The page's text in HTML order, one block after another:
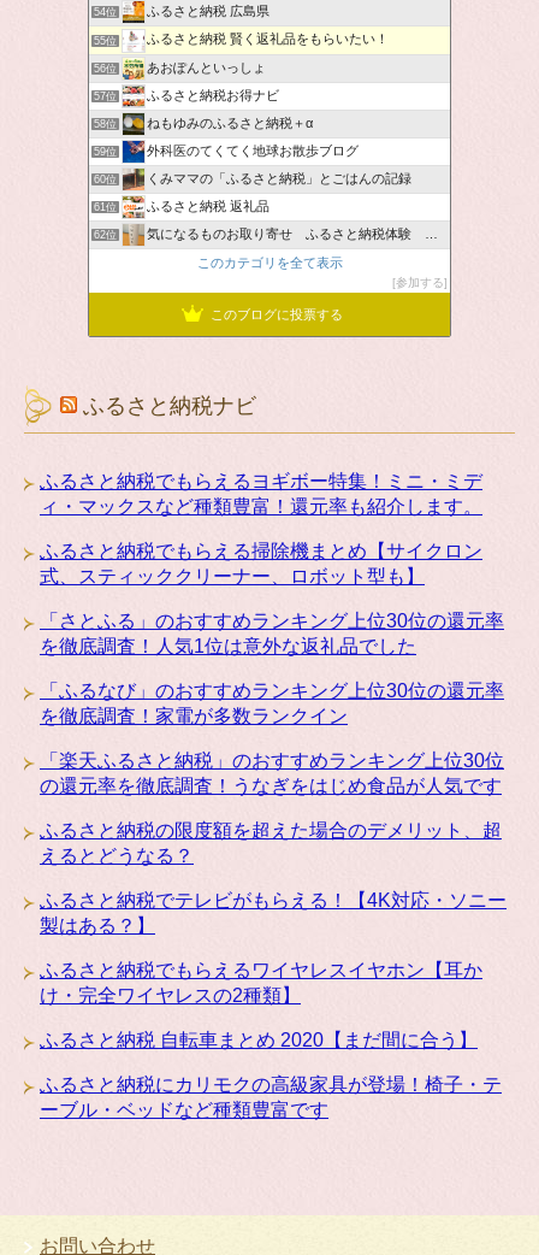
54位 ふるさと納税 広島県
55位 ふるさと納税 賢く返礼品をもらいたい！
56位 あおぽんといっしょ
57位 ふるさと納税お得ナビ
58位 ねもゆみのふるさと納税＋α
59位 外科医のてくてく地球お散歩ブログ
60位 くみママの「ふるさと納税」とごはんの記録
61位 ふるさと納税 返礼品
62位
気になるものお取り寄せ ふるさと納税体験 ＆ お薦め情報
このカテゴリを全て表示
参加する
このブログに投票する
ふるさと納税ナビ
ふるさと納税でもらえるヨギボー特集！ミニ・ミデ
ィ・マックスなど種類豊富！還元率も紹介します。
ふるさと納税でもらえる掃除機まとめ【サイクロン
式、スティッククリーナー、ロボット型も】
「さとふる」のおすすめランキング上位30位の還元率
を徹底調査！人気1位は意外な返礼品でした
「ふるなび」のおすすめランキング上位30位の還元率
を徹底調査！家電が多数ランクイン
「楽天ふるさと納税」のおすすめランキング上位30位
の還元率を徹底調査！うなぎをはじめ食品が人気です
ふるさと納税の限度額を超えた場合のデメリット、超
えるとどうなる？
ふるさと納税でテレビがもらえる！【4K対応・ソニー
製はある？】
ふるさと納税でもらえるワイヤレスイヤホン【耳か
け・完全ワイヤレスの2種類】
ふるさと納税 自転車まとめ 2020【まだ間に合う】
ふるさと納税にカリモクの高級家具が登場！椅子・テ
ーブル・ベッドなど種類豊富です
お問い合わせ